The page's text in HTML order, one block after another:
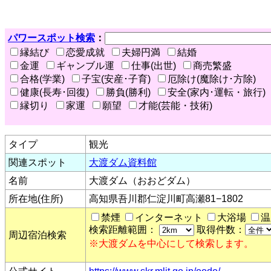
パワースポット検索 ：
縁結び
恋愛成就 夫婦円満
結婚
金運
ギャンブル運 仕事(出世)
商売繁盛
合格(学業)
子宝(安産･子育)
厄除け(魔除け･方除)
健康(長寿･回復)
勝負(勝利)
安全(家内･運転・旅行)
縁切り
家運 願望 才能(芸能・技術)
タイプ
観光
関連スポット
大渡ダム資料館
名前
大渡ダム（おおどダム）
所在地(住所)
高知県吾川郡仁淀川町高瀬81−1802
周辺宿泊検索
禁煙 インターネット 大浴場
検索距離範囲：
取得件数：
※大渡ダムを中心にして検索します。